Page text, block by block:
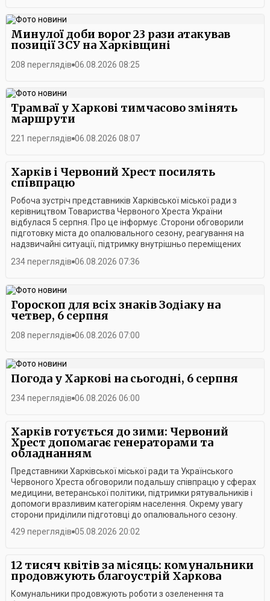
Минулої доби ворог 23 рази атакував
позиції ЗСУ на Харківщині
208 переглядів 06.08.2026 08:25
Трамваї у Харкові тимчасово змінять
маршрути
221 переглядів 06.08.2026 08:07
Харків і Червоний Хрест посилять
співпрацю
Робоча зустріч представників Харківської міської ради з
керівництвом Товариства Червоного Хреста України
відбулася 5 серпня. Про це інформує .Сторони обговорили
підготовку міста до опалювального сезону, реагування на
надзвичайні ситуації, підтримку внутрішньо переміщених
середовища, медичної та соціальної допомоги, а також нові
Червоного Хреста Максим Доценко підтвердив, що Харків
залишається одним із ключових пріоритетів організації. За
його словами, зміни в структурі керівництва не вплинуть на
обсяги допомоги місту, а нова Стратегія Українського
Червоного Хреста на 2026-2030 роки передбачає ще тіснішу
взаємодію з громадами, розвиток системи цивільного
234 переглядів 06.08.2026 07:36
Гороскоп для всіх знаків Зодіаку на
четвер, 6 серпня
208 переглядів 06.08.2026 07:00
Погода у Харкові на сьогодні, 6 серпня
234 переглядів 06.08.2026 06:00
Харків готується до зими: Червоний
Хрест допомагає генераторами та
обладнанням
Представники Харківської міської ради та Українського
Червоного Хреста обговорили подальшу співпрацю у сферах
медицини, ветеранської політики, підтримки рятувальників і
допомоги вразливим категоріям населення. Окрему увагу
сторони приділили підготовці до опалювального сезону.
429 переглядів 05.08.2026 20:02
12 тисяч квітів за місяць: комунальники
продовжують благоустрій Харкова
Комунальники продовжують роботи з озеленення та